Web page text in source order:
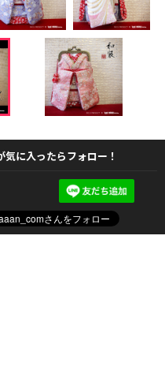
気に入ったらフォロー！